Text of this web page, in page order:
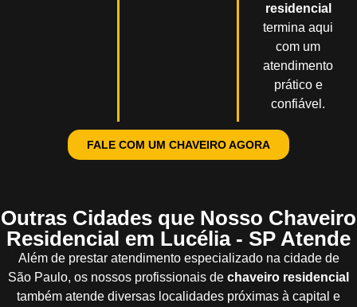
residencial
termina aqui
com um
atendimento
prático e
confiável.
FALE COM UM CHAVEIRO AGORA
Outras Cidades que Nosso Chaveiro
Residencial em Lucélia - SP Atende
Além de prestar atendimento especializado na cidade de
São Paulo, os nossos profissionais de chaveiro residencial
também atende diversas localidades próximas à capital e